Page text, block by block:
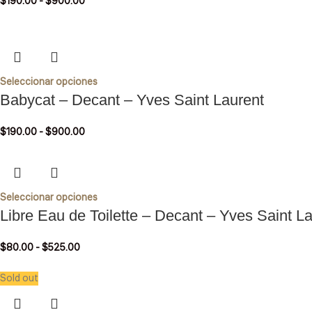
Seleccionar opciones
Babycat – Decant – Yves Saint Laurent
$190.00 -$900.00
Seleccionar opciones
Libre Eau de Toilette – Decant – Yves Saint
$80.00 -$525.00
Sold out